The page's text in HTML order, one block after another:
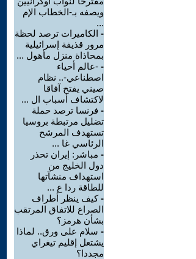
ويصفه بـ-الخطاب الإم
...
- الكاميرات ترصد لحظة
مرور قذيفة إسرائيلية
بمحاذاة منزل مأهول ...
- -عالم أحياء
اصطناعي-.. نظام
صيني يفتح آفاقا
لاكتشاف أسباب ال ...
- فرنسا ترصد حملة
تضليل مرتبطة بروسيا
تستهدف المرشح
الرئاسي غا ...
- مباشر: إيران تحذر
دول الخليج من
استهداف منشآتها
للطاقة ردا ع ...
-كيف ينظر أطراف
الصراع للاتفاق المرتقب
بشأن هرمز؟
- سلام على ورق.. لماذا
يشتعل إقليم تيغراي
مجددا؟